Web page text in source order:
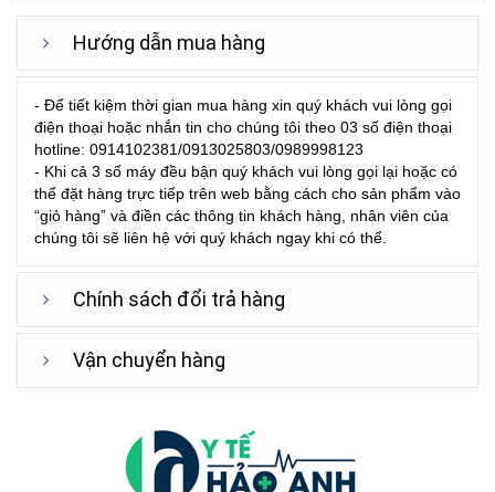
Hướng dẫn mua hàng
- Để tiết kiệm thời gian mua hàng xin quý khách vui lòng gọi
điện thoại hoặc nhắn tin cho chúng tôi theo 03 số điện thoại
hotline: 0914102381/0913025803/0989998123
- Khi cả 3 số máy đều bận quý khách vui lòng gọi lại hoặc có
thể đặt hàng trực tiếp trên web bằng cách cho sản phẩm vào
“giỏ hàng” và điền các thông tin khách hàng, nhân viên của
chúng tôi sẽ liên hệ với quý khách ngay khi có thể.
Chính sách đổi trả hàng
Vận chuyển hàng